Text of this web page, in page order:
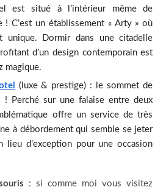
est situé à l’intérieur même de
! C’est un établissement « Arty » où
unique. Dormir dans une citadelle
d’un design contemporain est
magique.
(luxe & prestige) : le sommet de
! Perché sur une falaise entre deux
offre un service de très
à débordement qui semble se jeter
lieu d’exception pour une occasion
: si comme moi vous visitez